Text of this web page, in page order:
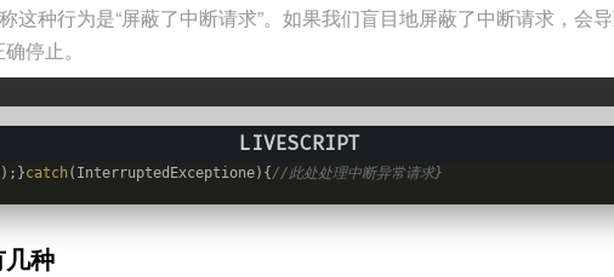
这种行为是“屏蔽了中断请求”。如果我们盲目地屏蔽了中断请求，会
停止。
);}catch (InterruptedExceptione){//此处处理中断异常请求}
种